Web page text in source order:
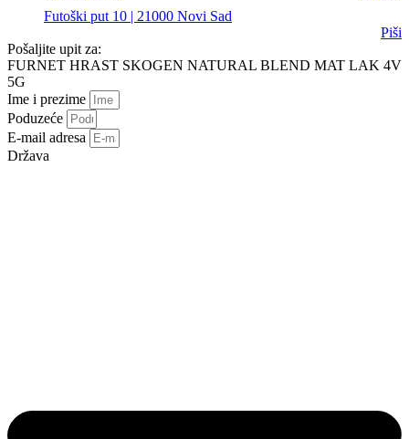
Futoški put 10 | 21000 Novi Sad
Piši
Pošaljite upit za:
FURNET HRAST SKOGEN NATURAL BLEND MAT LAK 4V
5G
Ime i prezime
Poduzeće
E-mail adresa
Država